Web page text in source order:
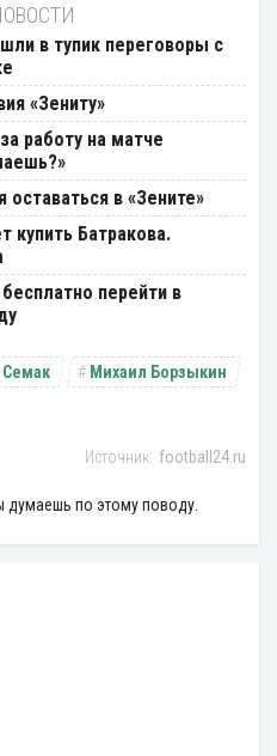
в тупик переговоры с
«Зениту»
работу на матче
оставаться в «Зените»
купить Батракова.
перейти в
Семак Михаил Борзыкин
football24.ru
думаешь по этому поводу.